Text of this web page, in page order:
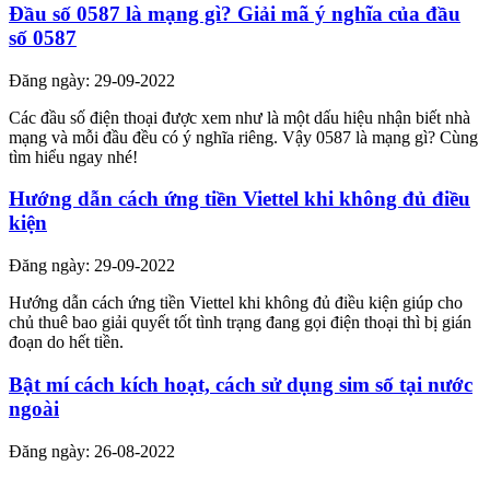
Đầu số 0587 là mạng gì? Giải mã ý nghĩa của đầu
số 0587
Đăng ngày: 29-09-2022
Các đầu số điện thoại được xem như là một dấu hiệu nhận biết nhà
mạng và mỗi đầu đều có ý nghĩa riêng. Vậy 0587 là mạng gì? Cùng
tìm hiểu ngay nhé!
Hướng dẫn cách ứng tiền Viettel khi không đủ điều
kiện
Đăng ngày: 29-09-2022
Hướng dẫn cách ứng tiền Viettel khi không đủ điều kiện giúp cho
chủ thuê bao giải quyết tốt tình trạng đang gọi điện thoại thì bị gián
đoạn do hết tiền.
Bật mí cách kích hoạt, cách sử dụng sim số tại nước
ngoài
Đăng ngày: 26-08-2022